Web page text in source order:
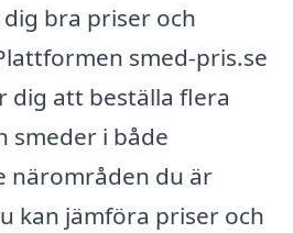
bra priser och
smed-pris.se
dig att beställa flera
smeder i både
närområden du är
kan jämföra priser och